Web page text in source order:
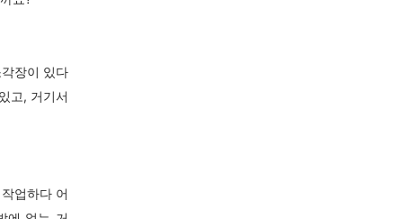
장이 있다
고, 거기서
업하다 어